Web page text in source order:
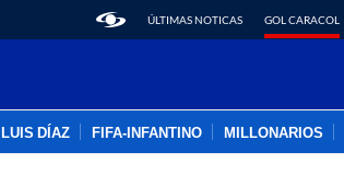
ÚLTIMAS NOTICAS GOL CARACOL
LUIS DÍAZ FIFA-INFANTINO MILLONARIOS